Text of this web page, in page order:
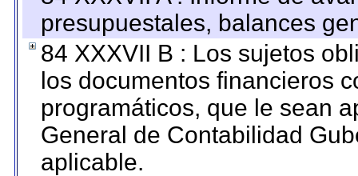
presupuestales, balances
84 XXXVII B : Los sujetos
los documentos financieros
programáticos, que le sean
General de Contabilidad
aplicable.